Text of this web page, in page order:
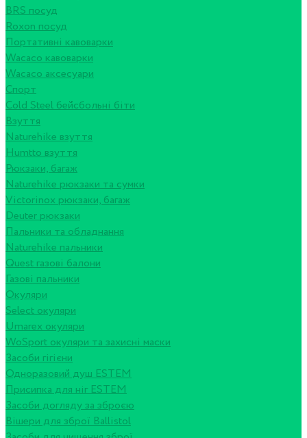
BRS посуд
Roxon посуд
Портативні кавоварки
Wacaco кавоварки
Wacaco аксесуари
Спорт
Cold Steel бейсбольні біти
Взуття
Naturehike взуття
Humtto взуття
Рюкзаки, багаж
Naturehike рюкзаки та сумки
Victorinox рюкзаки, багаж
Deuter рюкзаки
Пальники та обладнання
Naturehike пальники
Quest газові балони
Газові пальники
Окуляри
Select окуляри
Umarex окуляри
WoSport окуляри та захисні маски
Засоби гігієни
Одноразовий душ ESTEM
Присипка для ніг ESTEM
Засоби догляду за зброєю
Вішери для зброї Ballistol